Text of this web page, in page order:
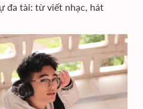
đa tài: từ viết nhạc, hát